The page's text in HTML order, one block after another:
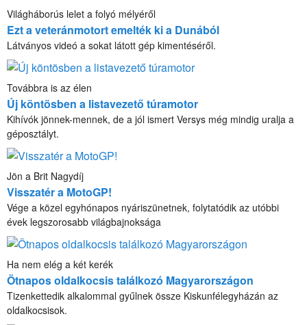
Világháborús lelet a folyó mélyéről
Ezt a veteránmotort emelték ki a Dunából
Látványos videó a sokat látott gép kimentéséről.
Továbbra is az élen
Új köntösben a listavezető túramotor
Kihívók jönnek-mennek, de a jól ismert Versys még mindig uralja a
géposztályt.
Jön a Brit Nagydíj
Visszatér a MotoGP!
Vége a közel egyhónapos nyáriszünetnek, folytatódik az utóbbi
évek legszorosabb világbajnoksága
Ha nem elég a két kerék
Ötnapos oldalkocsis találkozó Magyarországon
Tizenkettedik alkalommal gyűlnek össze Kiskunfélegyházán az
oldalkocsisok.